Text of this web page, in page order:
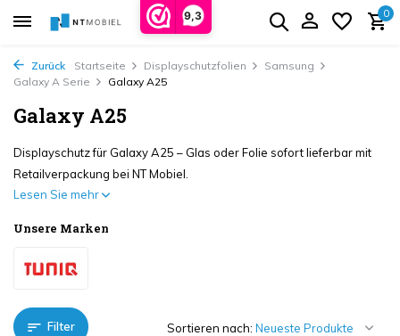
9,3 0
Zurück Startseite Displayschutzfolien
Samsung
Galaxy A Serie
Galaxy A25
Galaxy A25
Displayschutz für Galaxy A25 – Glas oder Folie sofort lieferbar mit
Retailverpackung bei NT Mobiel.
Lesen Sie mehr
Unsere Marken
Filter Sortieren nach: